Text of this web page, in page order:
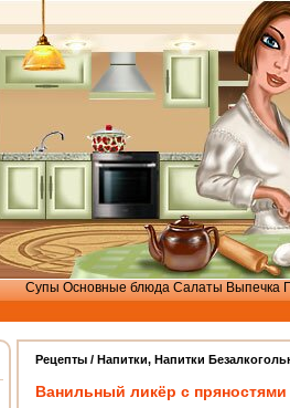
Супы Основные блюда Салаты Выпечка
Рецепты / Напитки, Напитки
Ванильный ликёр с пряностями